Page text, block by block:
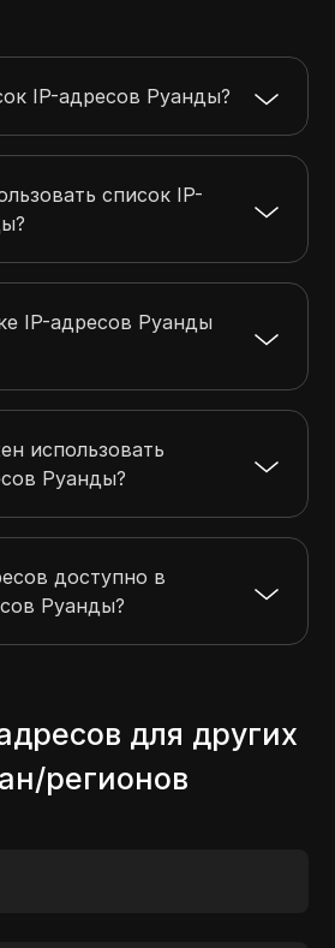
197.157.215.255
1024
197.234.247.255 1024
IP-адресов Руанды?
список IP-
IP-адресов Руанды
использовать
Руанды?
доступно в
Руанды?
для других
регионов